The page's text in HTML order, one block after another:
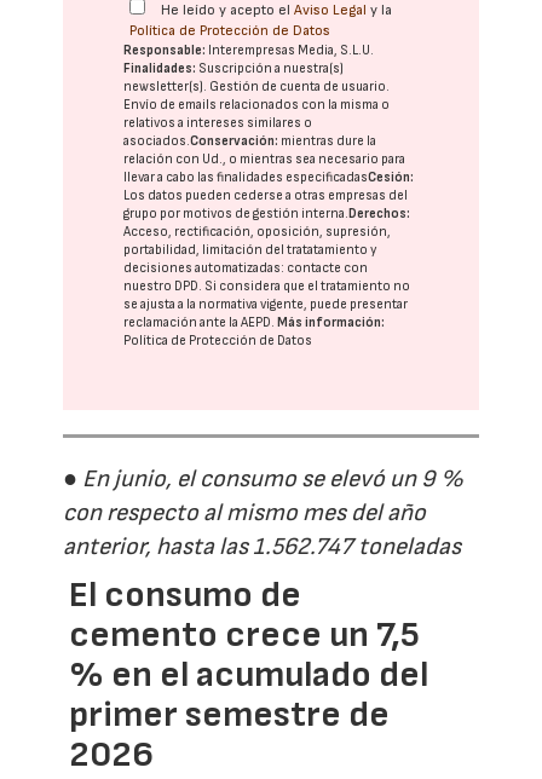
He leído y acepto elAviso Legal y la
Política de Protección de Datos
Responsable: Interempresas Media, S.L.U.
Finalidades: Suscripción a nuestra(s)
newsletter(s). Gestión de cuenta de usuario.
Envío de emails relacionados con la misma o
relativos a intereses similares o
asociados.Conservación: mientras dure la
relación con Ud., o mientras sea necesario para
llevar a cabo las finalidades especificadasCesión:
Los datos pueden cederse a otras empresas del
grupo por motivos de gestión interna. Derechos:
Acceso, rectificación, oposición, supresión,
portabilidad, limitación del tratatamiento y
decisiones automatizadas: contacte con
nuestro DPD. Si considera que el tratamiento no
se ajusta a la normativa vigente, puede presentar
reclamación ante laAEPD. Más información:
Política de Protección de Datos
● En junio, el consumo se elevó un 9 %
con respecto al mismo mes del año
anterior, hasta las 1.562.747 toneladas
El consumo de
cemento crece un 7,5
% en el acumulado del
primer semestre de
2026